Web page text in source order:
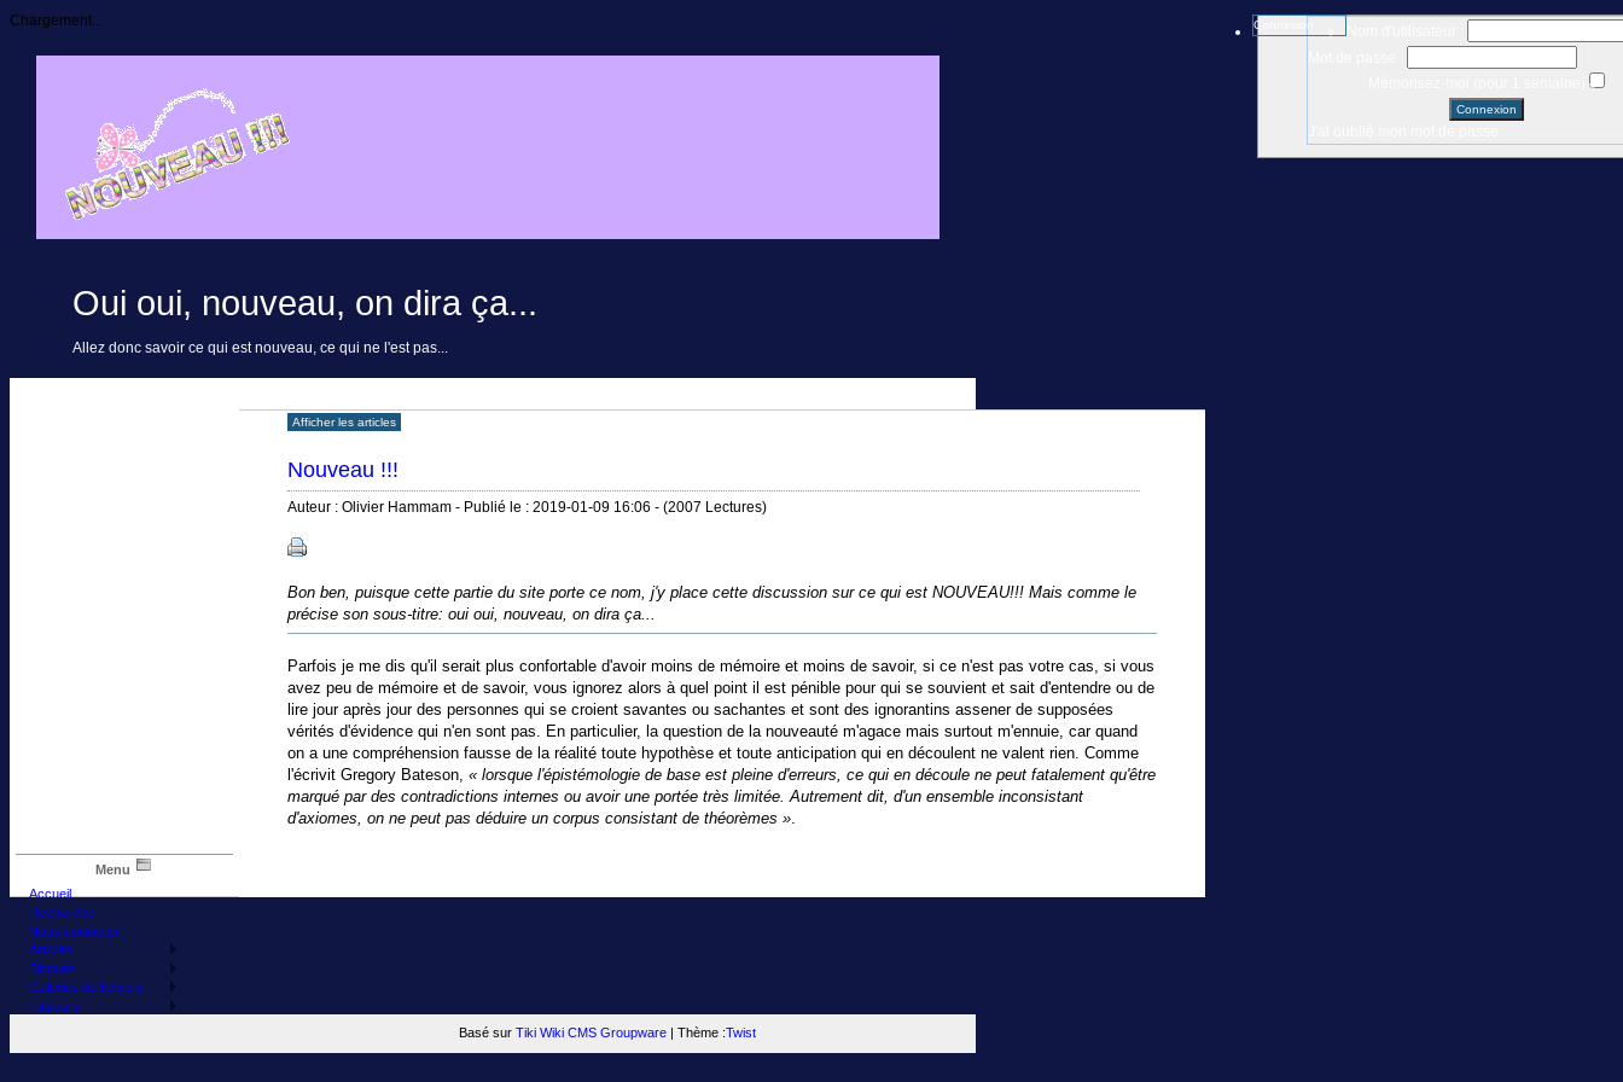
Chargement... Connexion
Oui oui, nouveau, on dira ça...
Allez donc savoir ce qui est nouveau, ce qui ne l'est pas...
Afficher les articles
Nouveau !!!
Auteur : Olivier Hammam - Publié le : 2019-01-09 16:06 - (2007 Lectures)
Bon ben, puisque cette partie du site porte ce nom, j'y place cette discussion sur ce qui est NOUVEAU!!! Mais comme le
précise son sous-titre: oui oui, nouveau, on dira ça...
Parfois je me dis qu'il serait plus confortable d'avoir moins de mémoire et moins de savoir, si ce n'est pas votre cas, si vous
avez peu de mémoire et de savoir, vous ignorez alors à quel point il est pénible pour qui se souvient et sait d'entendre ou de
lire jour après jour des personnes qui se croient savantes ou sachantes et sont des ignorantins assener de supposées
vérités d'évidence qui n'en sont pas. En particulier, la question de la nouveauté m'agace mais surtout m'ennuie, car quand
on a une compréhension fausse de la réalité toute hypothèse et toute anticipation qui en découlent ne valent rien. Comme
l'écrivit Gregory Bateson, « lorsque l'épistémologie de base est pleine d'erreurs, ce qui en découle ne peut fatalement qu'être
marqué par des contradictions internes ou avoir une portée très limitée. Autrement dit, d'un ensemble inconsistant
d'axiomes, on ne peut pas déduire un corpus consistant de théorèmes ».
Menu
Accueil
Recherche
Nous contacter
Articles
Blogues
Galeries de fichiers
Tableurs
Basé sur Tiki Wiki CMS Groupware | Thème :Twist